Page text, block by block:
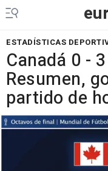
ESTADÍSTICAS
Canadá 0 -
Resumen,
partido de